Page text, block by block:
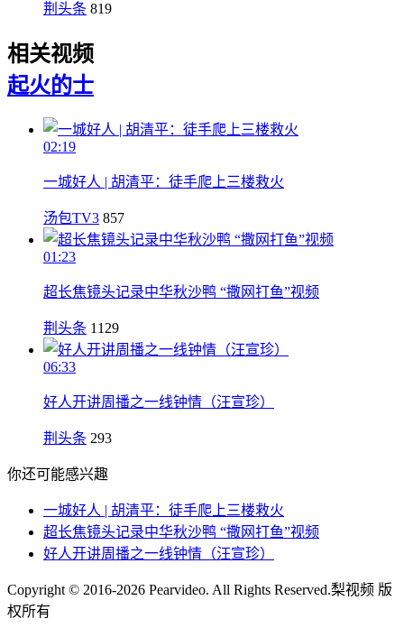
荆头条 819
相关视频
起火的士
02:19
一城好人 | 胡清平：徒手爬上三楼救火
汤包TV3 857
01:23
超长焦镜头记录中华秋沙鸭 “撒网打鱼”视频
荆头条 1129
06:33
好人开讲周播之一线钟情（汪宣珍）
荆头条 293
你还可能感兴趣
一城好人 | 胡清平：徒手爬上三楼救火
超长焦镜头记录中华秋沙鸭 “撒网打鱼”视频
好人开讲周播之一线钟情（汪宣珍）
Copyright © 2016-2026 Pearvideo. All Rights Reserved.梨视频 版
权所有